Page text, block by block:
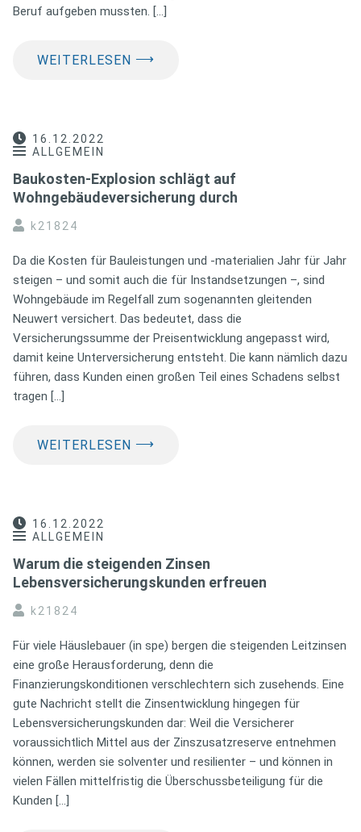
Beruf aufgeben mussten. […]
WEITERLESEN ⟶
16.12.2022
ALLGEMEIN
Baukosten-Explosion schlägt auf
Wohngebäudeversicherung durch
k21824
Da die Kosten für Bauleistungen und -materialien Jahr für Jahr
steigen – und somit auch die für Instandsetzungen –, sind
Wohngebäude im Regelfall zum sogenannten gleitenden
Neuwert versichert. Das bedeutet, dass die
Versicherungssumme der Preisentwicklung angepasst wird,
damit keine Unterversicherung entsteht. Die kann nämlich dazu
führen, dass Kunden einen großen Teil eines Schadens selbst
tragen […]
WEITERLESEN ⟶
16.12.2022
ALLGEMEIN
Warum die steigenden Zinsen
Lebensversicherungskunden erfreuen
k21824
Für viele Häuslebauer (in spe) bergen die steigenden Leitzinsen
eine große Herausforderung, denn die
Finanzierungskonditionen verschlechtern sich zusehends. Eine
gute Nachricht stellt die Zinsentwicklung hingegen für
Lebensversicherungskunden dar: Weil die Versicherer
voraussichtlich Mittel aus der Zinszusatzreserve entnehmen
können, werden sie solventer und resilienter – und können in
vielen Fällen mittelfristig die Überschussbeteiligung für die
Kunden […]